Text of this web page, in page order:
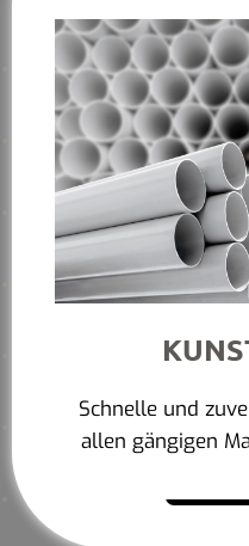
Schnelle und
allen gängigen